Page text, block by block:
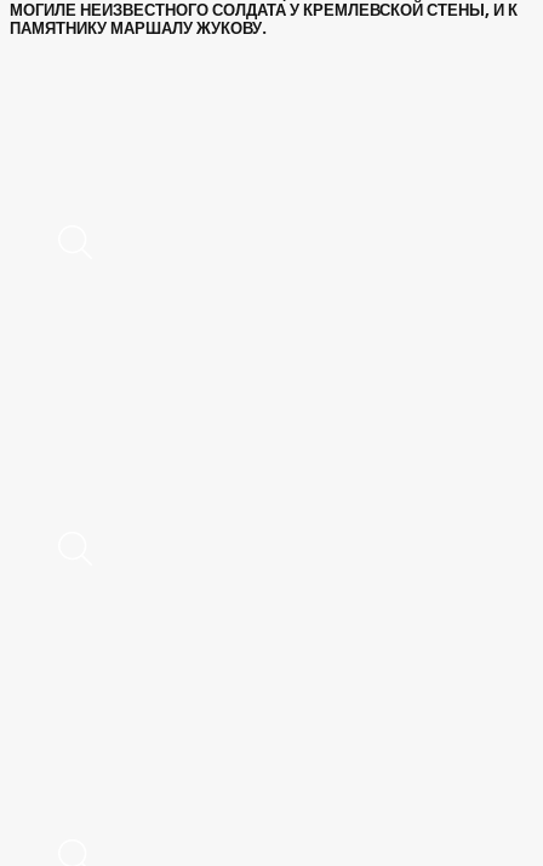
МОГИЛЕ НЕИЗВЕСТНОГО СОЛДАТА У КРЕМЛЕВСКОЙ СТЕНЫ, И К
ПАМЯТНИКУ МАРШАЛУ ЖУКОВУ.